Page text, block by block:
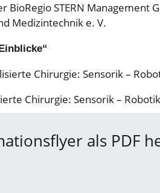
BioRegio STERN Management
Medizintechnik e. V.
Chirurgie: Sensorik –
Chirurgie: Sensorik –
als PDF